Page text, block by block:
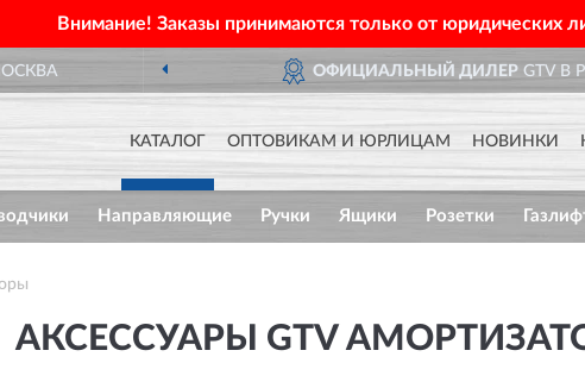
Внимание! Заказы принимаются только от юридических
ОФИЦИАЛЬНЫЙ ДИЛЕР GTV В
КАТАЛОГ ОПТОВИКАМ И ЮРЛИЦАМ НОВИНКИ
Направляющие Ручки Ящики Розетки
АКСЕССУАРЫ GTV